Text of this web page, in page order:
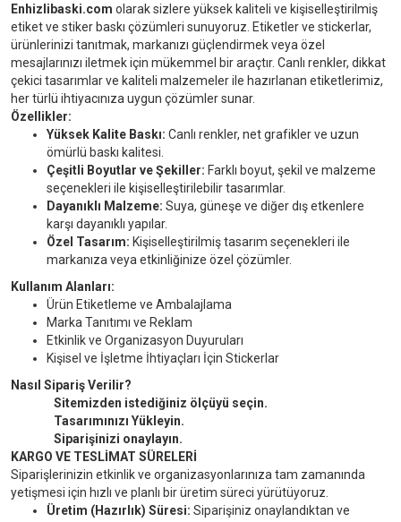
Enhizlibaski.com olarak sizlere yüksek kaliteli ve kişiselleştirilmiş
etiket ve stiker baskı çözümleri sunuyoruz. Etiketler ve stickerlar,
ürünlerinizi tanıtmak, markanızı güçlendirmek veya özel
mesajlarınızı iletmek için mükemmel bir araçtır. Canlı renkler, dikkat
çekici tasarımlar ve kaliteli malzemeler ile hazırlanan etiketlerimiz,
her türlü ihtiyacınıza uygun çözümler sunar.
Özellikler:
Yüksek Kalite Baskı: Canlı renkler, net grafikler ve uzun
ömürlü baskı kalitesi.
Çeşitli Boyutlar ve Şekiller: Farklı boyut, şekil ve malzeme
seçenekleri ile kişiselleştirilebilir tasarımlar.
Dayanıklı Malzeme: Suya, güneşe ve diğer dış etkenlere
karşı dayanıklı yapılar.
Özel Tasarım: Kişiselleştirilmiş tasarım seçenekleri ile
markanıza veya etkinliğinize özel çözümler.
Kullanım Alanları:
Ürün Etiketleme ve Ambalajlama
Marka Tanıtımı ve Reklam
Etkinlik ve Organizasyon Duyuruları
Kişisel ve İşletme İhtiyaçları İçin Stickerlar
Nasıl Sipariş Verilir?
Sitemizden istediğiniz ölçüyü seçin.
Tasarımınızı Yükleyin.
Siparişinizi onaylayın.
KARGO VE TESLİMAT SÜRELERİ
Siparişlerinizin etkinlik ve organizasyonlarınıza tam zamanında
yetişmesi için hızlı ve planlı bir üretim süreci yürütüyoruz.
Üretim (Hazırlık) Süresi: Siparişiniz onaylandıktan ve